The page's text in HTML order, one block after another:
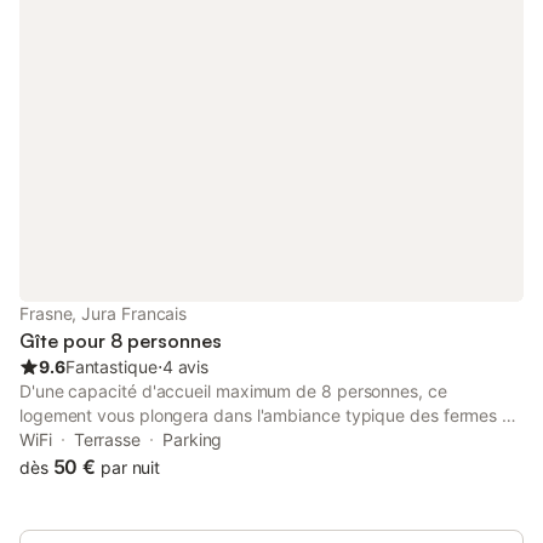
Frasne, Jura Francais
Gîte pour 8 personnes
9.6Fantastique⋅4 avis
D'une capacité d'accueil maximum de 8 personnes, ce
logement vous plongera dans l'ambiance typique des fermes du
Haut-Doubs. Les 180 m² de cet appartement composent un
cadre lumineux et agréable fait de matériaux naturels La pièce
chambres sont équipées d'un lit double. Une 3ème chambre
WiFi Terrasse
Parking
dès 50 € par nuit